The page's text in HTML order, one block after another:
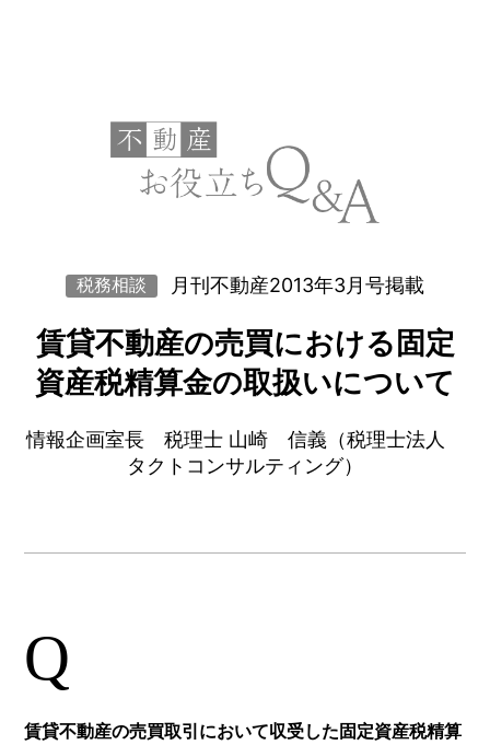
税務相談 月刊不動産2013年3月号掲載
賃貸不動産の売買における固定
資産税精算金の取扱いについて
情報企画室長 税理士 山崎 信義（税理士法人
タクトコンサルティング）
Q
賃貸不動産の売買取引において収受した固定資産税精算